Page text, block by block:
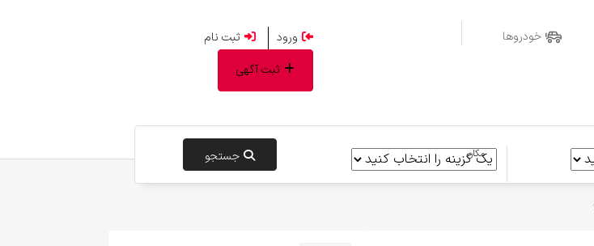
خودروها
مکان جستجو
ورود
ثبت نام
ثبت آگهی